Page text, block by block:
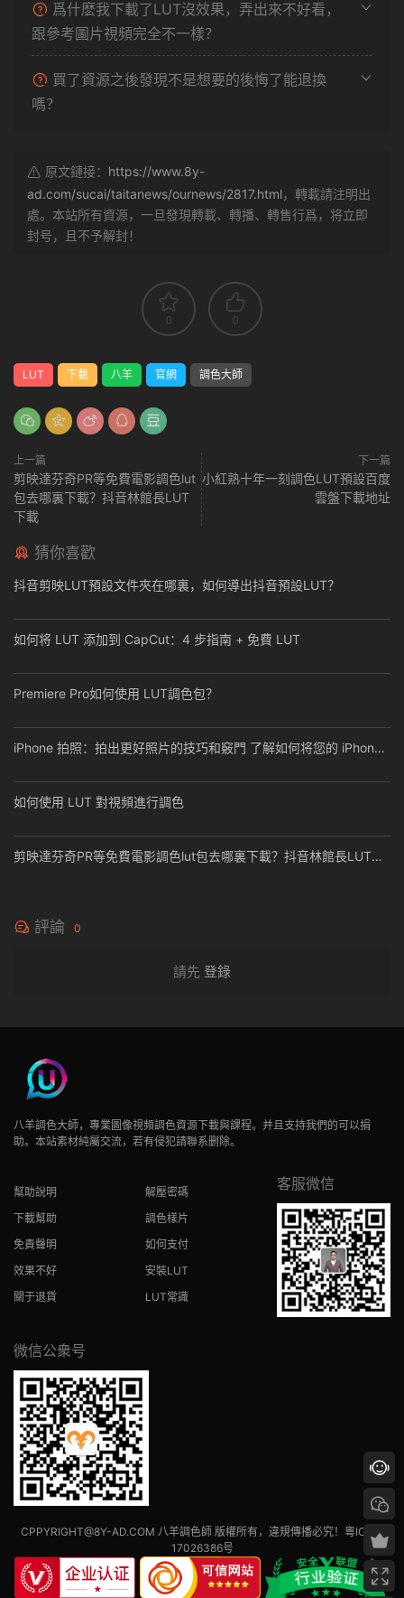
爲什麽我下載了LUT沒效果，弄出來不好看，
跟參考圖片視頻完全不一樣？
買了資源之後發現不是想要的後悔了能退換
嗎？
原文鏈接： https://www.8y-
ad.com/sucai/taitanews/ournews/2817.html，轉載請注明出
處。本站所有資源，一旦發現轉載、轉播、轉售行爲，将立即
封号，且不予解封！
0 0
LUT 下載 八羊 官網 調色大師
上一篇
剪映達芬奇PR等免費電影調色lut
包去哪裏下載？抖音林館長LUT
下載
下一篇
小紅熟十年一刻調色LUT預設百度
雲盤下載地址
猜你喜歡
抖音剪映LUT預設文件夾在哪裏，如何導出抖音預設LUT？
如何将 LUT 添加到 CapCut：4 步指南 + 免費 LUT
Premiere Pro如何使用 LUT調色包？
iPhone 拍照：拍出更好照片的技巧和竅門 了解如何将您的 iPhone
如何使用 LUT 對視頻進行調色
剪映達芬奇PR等免費電影調色lut包去哪裏下載？抖音林館長LUT下
評論 0
請先 登錄
八羊調色大師，專業圖像視頻調色資源下載與課程。并且支持我們的可以捐
助。本站素材純屬交流，若有侵犯請聯系删除。
幫助說明
下載幫助
免責聲明
效果不好
關于退貨
解壓密碼
調色樣片
如何支付
安裝LUT
LUT常識
客服微信
微信公衆号
CPPYRIGHT@8Y-AD.COM 八羊調色師 版權所有，違規傳播必究！ 粵ICP備
17026386号